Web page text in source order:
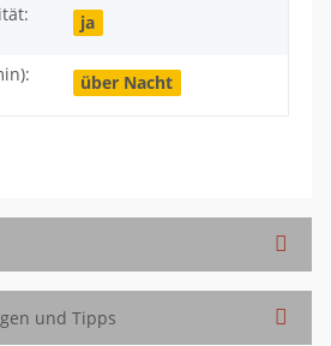
ja
über Nacht
und Tipps